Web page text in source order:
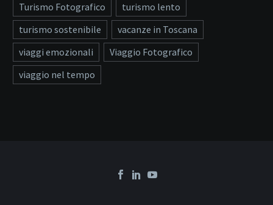
Turismo Fotografico
turismo lento
turismo sostenibile
vacanze in Toscana
viaggi emozionali
Viaggio Fotografico
viaggio nel tempo